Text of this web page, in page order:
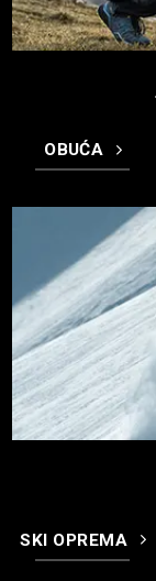
OBUĆA
SKI OPREMA